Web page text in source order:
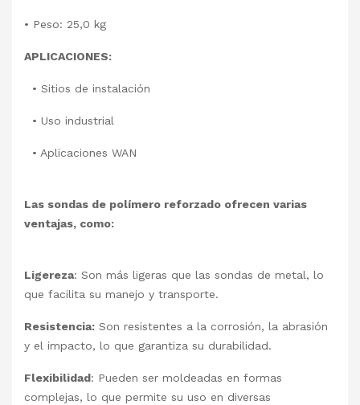
• Peso: 25,0 kg
APLICACIONES:
• Sitios de instalación
• Uso industrial
• Aplicaciones WAN
Las sondas de polímero reforzado ofrecen varias
ventajas, como:
Ligereza: Son más ligeras que las sondas de metal, lo
que facilita su manejo y transporte.
Resistencia: Son resistentes a la corrosión, la abrasión
y el impacto, lo que garantiza su durabilidad.
Flexibilidad: Pueden ser moldeadas en formas
complejas, lo que permite su uso en diversas